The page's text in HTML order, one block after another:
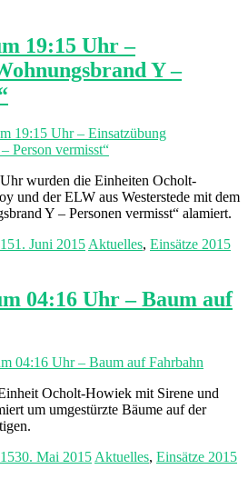
19:15 Uhr –
Y –
wurden die Einheiten Ocholt-
und der ELW aus Westerstede mit dem
Y – Personen vermisst“ alamiert.
1. Juni 2015 Aktuelles, Einsätze 2015
04:16 Uhr – Baum auf
Ocholt-Howiek mit Sirene und
um umgestürzte Bäume auf der
30. Mai 2015 Aktuelles, Einsätze 2015